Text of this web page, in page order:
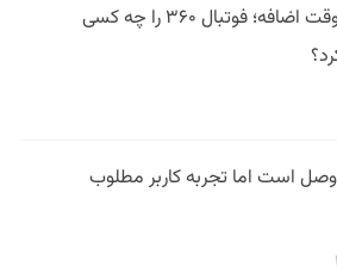
فیلتر در وقت اضافه؛ فوتبال ۳۶۰ را چه کسی
وصل است اما تجربه کاربر مطلوب